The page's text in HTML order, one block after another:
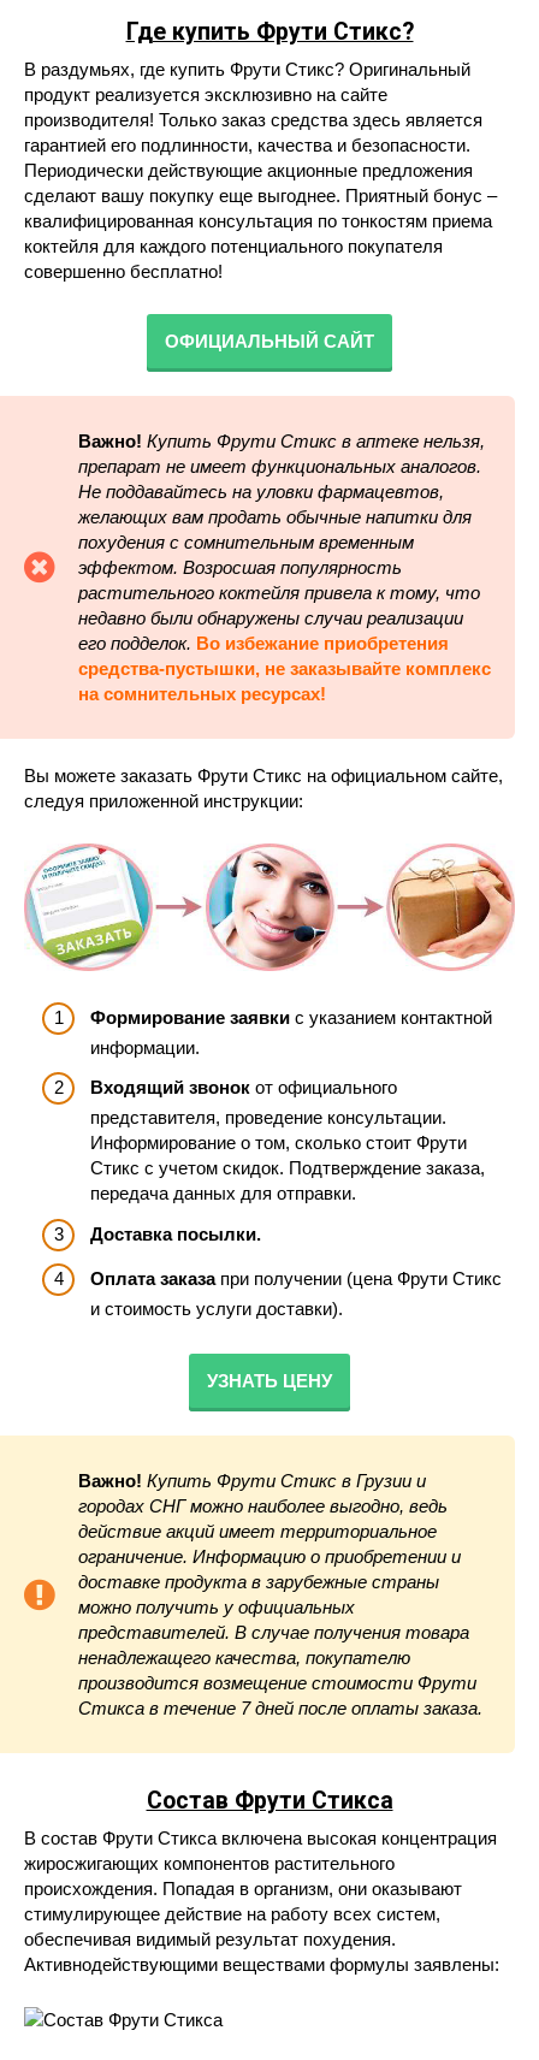
Где купить Фрути Стикс?
В раздумьях, где купить Фрути Стикс? Оригинальный
продукт реализуется эксклюзивно на сайте
производителя! Только заказ средства здесь является
гарантией его подлинности, качества и безопасности.
Периодически действующие акционные предложения
сделают вашу покупку еще выгоднее. Приятный бонус –
квалифицированная консультация по тонкостям приема
коктейля для каждого потенциального покупателя
совершенно бесплатно!
ОФИЦИАЛЬНЫЙ САЙТ
Важно! Купить Фрути Стикс в аптеке нельзя,
препарат не имеет функциональных аналогов.
Не поддавайтесь на уловки фармацевтов,
желающих вам продать обычные напитки для
похудения с сомнительным временным
эффектом. Возросшая популярность
растительного коктейля привела к тому, что
недавно были обнаружены случаи реализации
его подделок. Во избежание приобретения
средства-пустышки, не заказывайте комплекс
на сомнительных ресурсах!
Вы можете заказать Фрути Стикс на официальном сайте,
следуя приложенной инструкции:
Формирование заявки с указанием контактной
информации.
Входящий звонок от официального
представителя, проведение консультации.
Информирование о том, сколько стоит Фрути
Стикс с учетом скидок. Подтверждение заказа,
передача данных для отправки.
Доставка посылки.
Оплата заказапри получении (цена Фрути Стикс
и стоимость услуги доставки).
УЗНАТЬ ЦЕНУ
Важно! Купить Фрути Стикс в Грузии и
городах СНГ можно наиболее выгодно, ведь
действие акций имеет территориальное
ограничение. Информацию о приобретении и
доставке продукта в зарубежные страны
можно получить у официальных
представителей. В случае получения товара
ненадлежащего качества, покупателю
производится возмещение стоимости Фрути
Стикса в течение 7 дней после оплаты заказа.
Состав Фрути Стикса
В состав Фрути Стикса включена высокая концентрация
жиросжигающих компонентов растительного
происхождения. Попадая в организм, они оказывают
стимулирующее действие на работу всех систем,
обеспечивая видимый результат похудения.
Активнодействующими веществами формулы заявлены: